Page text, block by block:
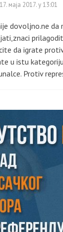
17. маја 2017. у 13:01
dovoljno.ne da
da igrate
u istu
Protiv